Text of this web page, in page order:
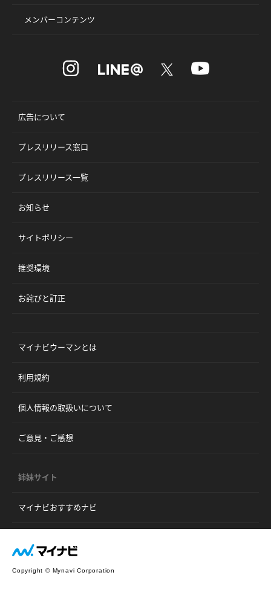
メンバーコンテンツ
広告について
プレスリリース窓口
プレスリリース一覧
お知らせ
サイトポリシー
推奨環境
お詫びと訂正
マイナビウーマンとは
利用規約
個人情報の取扱いについて
ご意見・ご感想
姉妹サイト
マイナビおすすめナビ
Copyright © Mynavi Corporation